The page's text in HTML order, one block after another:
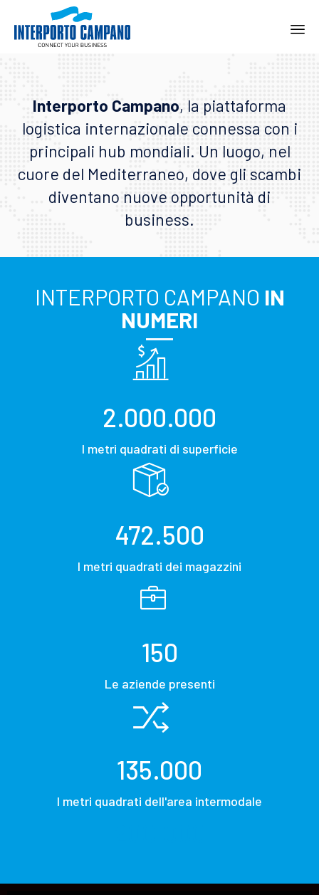
Interporto Campano, la piattaforma
logistica internazionale connessa con i
principali hub mondiali. Un luogo, nel
cuore del Mediterraneo, dove gli scambi
diventano nuove opportunità di
business.
INTERPORTO CAMPANO IN
NUMERI
2.000.000
I metri quadrati di superficie
472.500
I metri quadrati dei magazzini
150
Le aziende presenti
135.000
I metri quadrati dell'area intermodale